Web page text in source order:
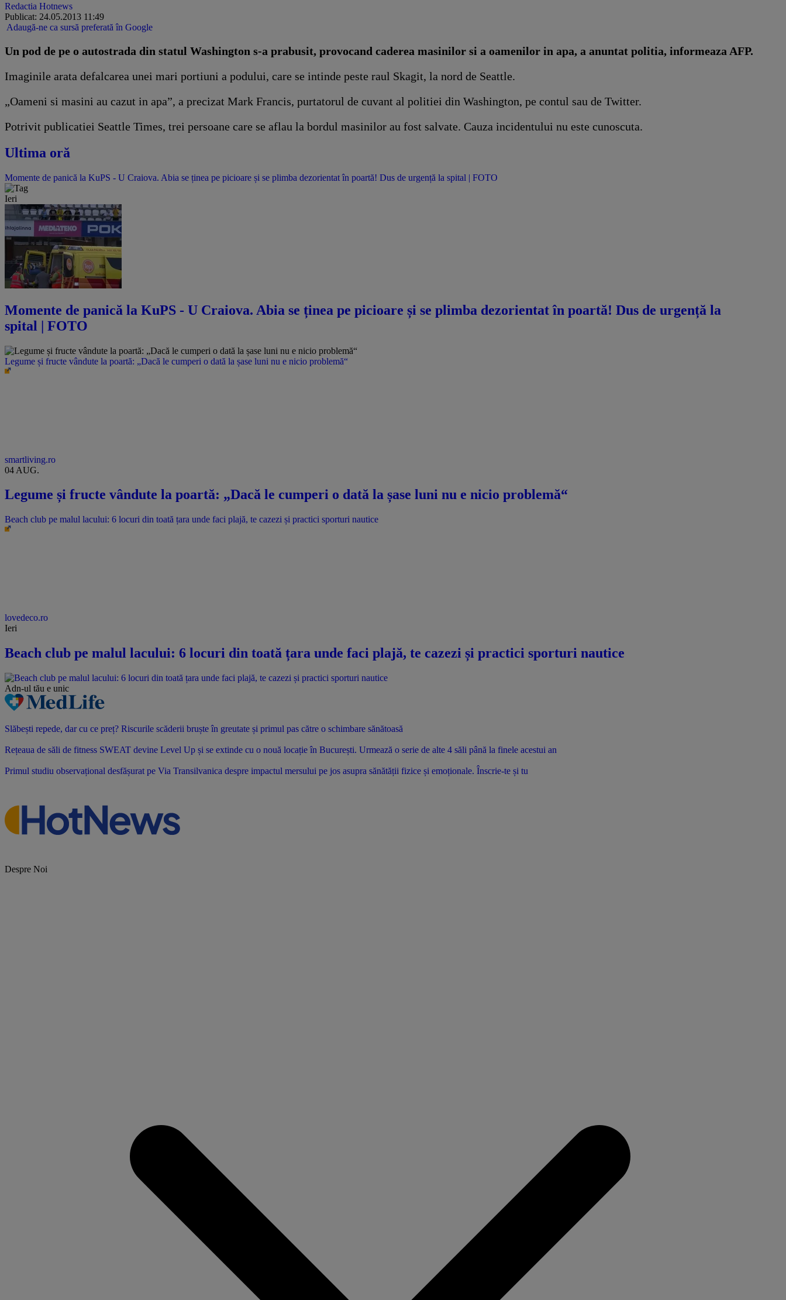
Redactia Hotnews
Publicat: 24.05.2013 11:49
Adaugă-ne ca sursă preferată în Google
Un pod de pe o autostrada din statul Washington s-a prabusit, provocand caderea masinilor si a oamenilor in apa, a anuntat politia, informeaza AFP.
Imaginile arata defalcarea unei mari portiuni a podului, care se intinde peste raul Skagit, la nord de Seattle.
„Oameni si masini au cazut in apa”, a precizat Mark Francis, purtatorul de cuvant al politiei din Washington, pe contul sau de Twitter.
Potrivit publicatiei Seattle Times, trei persoane care se aflau la bordul masinilor au fost salvate. Cauza incidentului nu este cunoscuta.
Ultima oră
Momente de panică la KuPS - U Craiova. Abia se ținea pe picioare și se plimba dezorientat în poartă! Dus de urgență la spital | FOTO
Ieri
Momente de panică la KuPS - U Craiova. Abia se ținea pe picioare și se plimba dezorientat în poartă! Dus de urgență la
spital | FOTO
Legume și fructe vândute la poartă: „Dacă le cumperi o dată la șase luni nu e nicio problemă“
smartliving.ro
04 AUG.
Legume și fructe vândute la poartă: „Dacă le cumperi o dată la șase luni nu e nicio problemă“
Beach club pe malul lacului: 6 locuri din toată țara unde faci plajă, te cazezi și practici sporturi nautice
lovedeco.ro
Ieri
Beach club pe malul lacului: 6 locuri din toată țara unde faci plajă, te cazezi și practici sporturi nautice
Adn-ul tău e unic
Slăbești repede, dar cu ce preț? Riscurile scăderii bruște în greutate și primul pas către o schimbare sănătoasă
Rețeaua de săli de fitness SWEAT devine Level Up și se extinde cu o nouă locație în București. Urmează o serie de alte 4 săli până la finele acestui an
Primul studiu observațional desfășurat pe Via Transilvanica despre impactul mersului pe jos asupra sănătății fizice și emoționale. Înscrie-te și tu
Despre Noi